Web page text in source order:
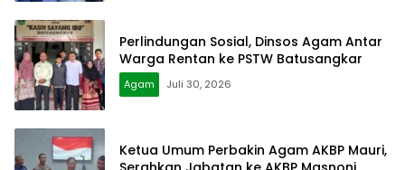
Perlindungan Sosial, Dinsos Agam Antar
Warga Rentan ke PSTW Batusangkar
Agam Juli 30, 2026
Ketua Umum Perbakin Agam AKBP Mauri,